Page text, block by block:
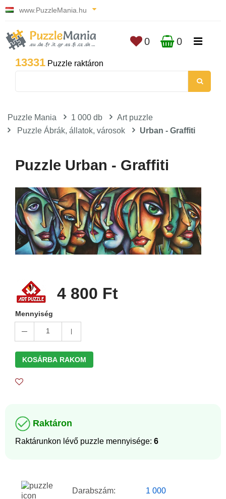
www.PuzzleMania.hu
13331 Puzzle raktáron
0 0
Puzzle Mania 1 000 db
Art puzzle
Puzzle Ábrák, állatok, városok
Urban - Graffiti
Puzzle Urban - Graffiti
4 800 Ft
Mennyiség
1
KOSÁRBA RAKOM
Raktáron
Raktárunkon lévő puzzle mennyisége: 6
Darabszám: 1 000